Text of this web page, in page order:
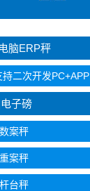
脑ERP秤
二次开发PC+APP
子磅
案秤
案秤
台秤